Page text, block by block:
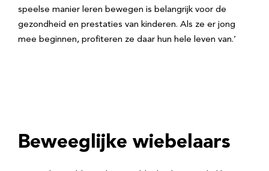
speelse manier leren bewegen is belangrijk voor de
gezondheid en prestaties van kinderen. Als ze er jong
mee beginnen, profiteren ze daar hun hele leven van.’
Beweeglijke wiebelaars